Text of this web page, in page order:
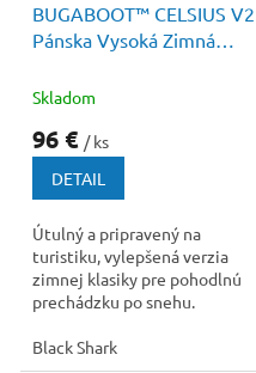
BUGABOOT™ CELSIUS V2
Pánska Vysoká Zimná
Skladom
96 € / ks
DETAIL
Útulný a pripravený na
turistiku, vylepšená verzia
zimnej klasiky pre pohodlnú
prechádzku po snehu.
Black Shark